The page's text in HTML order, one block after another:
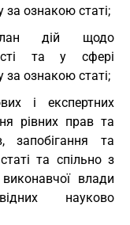
за ознакою статі;
дій щодо
та у сфері
за ознакою статі;
і експертних
рівних прав та
запобігання та
та спільно з
влади
науково